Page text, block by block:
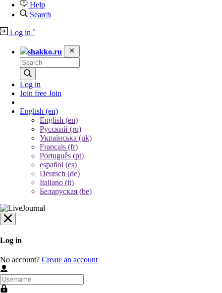
Help
Search
Log in `
shakko.ru
Log in
Join free Join
English (en)
English (en)
Русский (ru)
Українська (uk)
Français (fr)
Português (pt)
español (es)
Deutsch (de)
Italiano (it)
Беларуская (be)
Log in
No account? Create an account